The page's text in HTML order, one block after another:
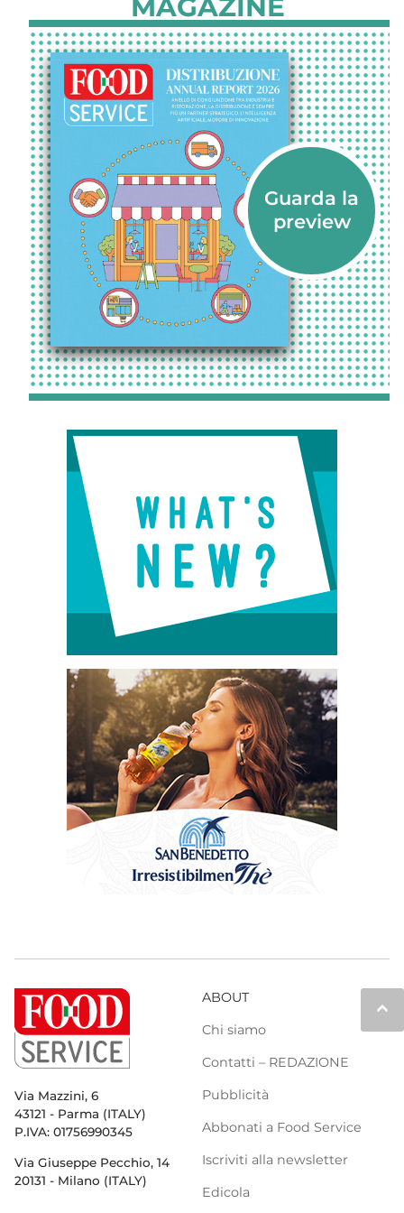
MAGAZINE
keyboard_arrow_up
Via Mazzini, 6
43121 - Parma (ITALY)
P.IVA: 01756990345
Via Giuseppe Pecchio, 14
20131 - Milano (ITALY)
ABOUT
Chi siamo
Contatti – REDAZIONE
Pubblicità
Abbonati a Food Service
Iscriviti alla newsletter
Edicola